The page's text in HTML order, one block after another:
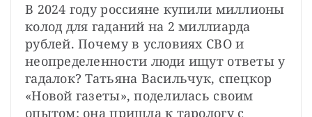
В 2024 году россияне купили миллионы
колод для гаданий на 2 миллиарда
рублей. Почему в условиях СВО и
неопределенности люди ищут ответы у
гадалок? Татьяна Васильчук, спецкор
«Новой газеты», поделилась своим
опытом: она пришла к тарологу с